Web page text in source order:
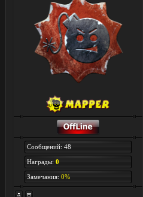
Сообщений: 48
Награды: 0
Замечания: 0%